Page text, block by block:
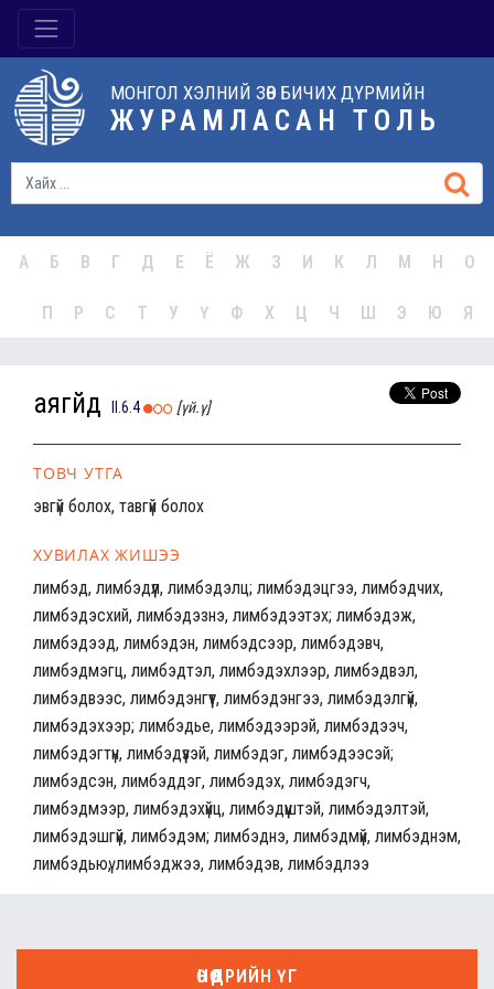
МОНГОЛ ХЭЛНИЙ ЗӨВ БИЧИХ ДҮРМИЙН
ЖУРАМЛАСАН ТОЛЬ
А Б В Г Д Е Ё Ж З И К Л М Н О
П Р С Т У Ү Ф Х Ц Ч Ш Э Ю Я
аягүйд II.6.4 [үй.ү]
ТОВЧ УТГА
эвгүй болох, тавгүй болох
ХУВИЛАХ ЖИШЭЭ
лимбэд, лимбэдүүл, лимбэдэлц; лимбэдэцгээ, лимбэдчих,
лимбэдэсхий, лимбэдэзнэ, лимбэдээтэх; лимбэдэж,
лимбэдээд, лимбэдэн, лимбэдсээр, лимбэдэвч,
лимбэдмэгц, лимбэдтэл, лимбэдэхлээр, лимбэдвэл,
лимбэдвээс, лимбэдэнгүүт, лимбэдэнгээ, лимбэдэлгүй,
лимбэдэхээр; лимбэдье, лимбэдээрэй, лимбэдээч,
лимбэдэгтүн, лимбэдүүзэй, лимбэдэг, лимбэдээсэй;
лимбэдсэн, лимбэддэг, лимбэдэх, лимбэдэгч,
лимбэдмээр, лимбэдэхүйц, лимбэдүүштэй, лимбэдэлтэй,
лимбэдэшгүй, лимбэдэм; лимбэднэ, лимбэдмүй, лимбэднэм,
лимбэдьюү, лимбэджээ, лимбэдэв, лимбэдлээ
ӨНӨӨДРИЙН ҮГ